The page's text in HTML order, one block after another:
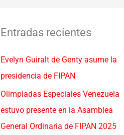
a
p
o
r
:
Entradas recientes
Evelyn Guiralt de Genty asume la
presidencia de FIPAN
Olimpiadas Especiales Venezuela
estuvo presente en la Asamblea
General Ordinaria de FIPAN 2025